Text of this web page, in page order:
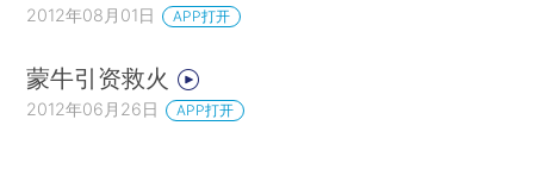
2012年08月01日 APP打开
蒙牛引资救火
2012年06月26日 APP打开